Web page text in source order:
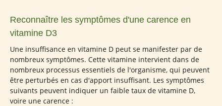
Reconnaître les symptômes d'une carence en
vitamine D3
Une insuffisance en vitamine D peut se manifester par de
nombreux symptômes. Cette vitamine intervient dans de
nombreux processus essentiels de l'organisme, qui peuvent
être perturbés en cas d'apport insuffisant. Les symptômes
suivants peuvent indiquer un faible taux de vitamine D,
voire une carence :